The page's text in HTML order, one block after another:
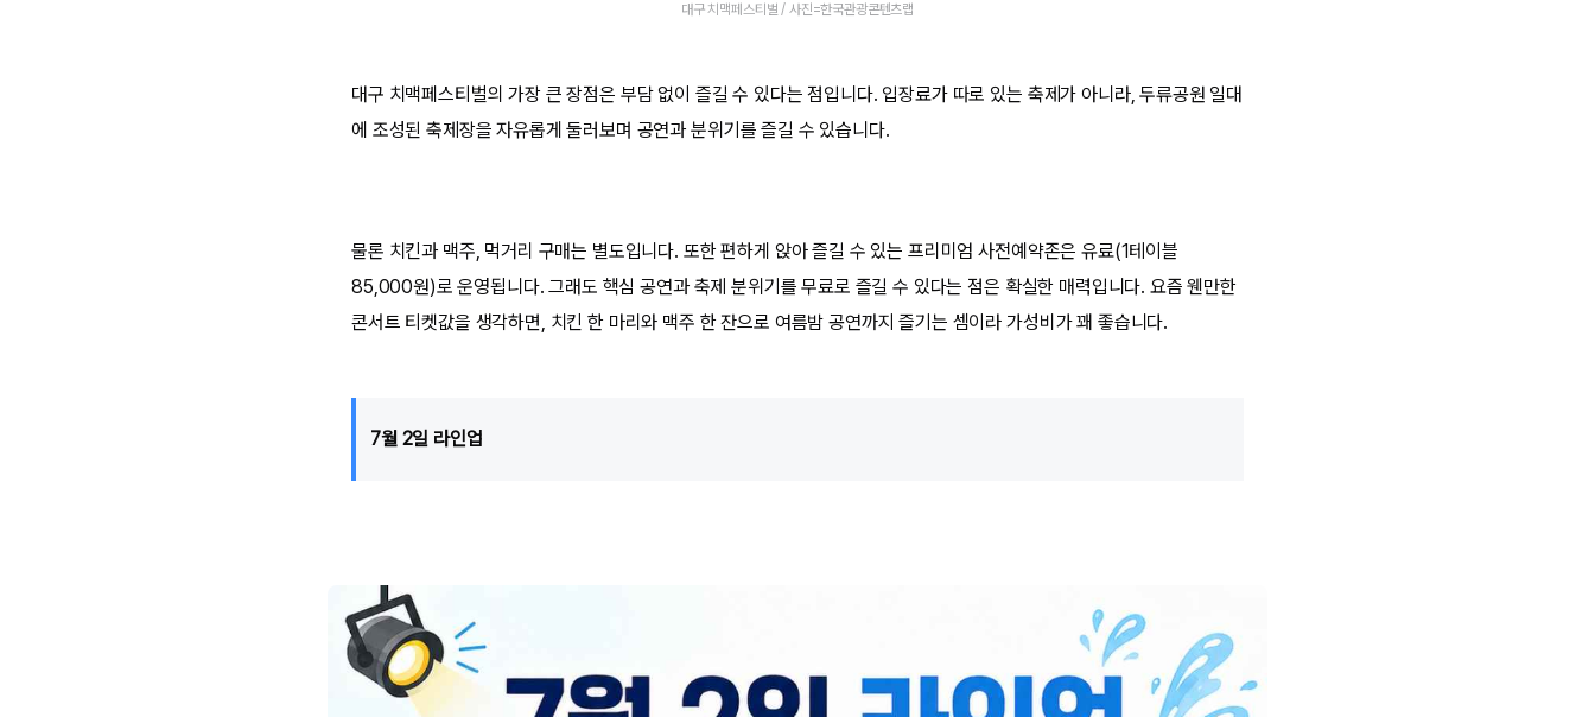
대구 치맥페스티벌 / 사진=한국관광콘텐츠랩
대구 치맥페스티벌의 가장 큰 장점은 부담 없이 즐길 수 있다는 점입니다. 입장료가 따로 있는 축제가 아니라, 두류공원 일대
에 조성된 축제장을 자유롭게 둘러보며 공연과 분위기를 즐길 수 있습니다.
물론 치킨과 맥주, 먹거리 구매는 별도입니다. 또한 편하게 앉아 즐길 수 있는 프리미엄 사전예약존은 유료(1테이블
85,000원)로 운영됩니다. 그래도 핵심 공연과 축제 분위기를 무료로 즐길 수 있다는 점은 확실한 매력입니다. 요즘 웬만한
콘서트 티켓값을 생각하면, 치킨 한 마리와 맥주 한 잔으로 여름밤 공연까지 즐기는 셈이라 가성비가 꽤 좋습니다.
7월 2일 라인업